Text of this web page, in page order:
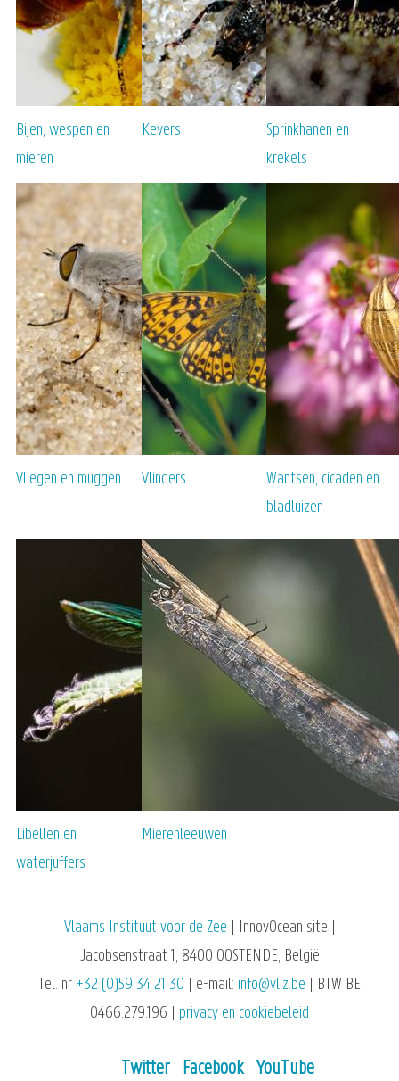
Bijen, wespen en
mieren
Kevers
Sprinkhanen en
krekels
Vliegen en muggen Vlinders
Wantsen, cicaden en
bladluizen
Libellen en
waterjuffers
Mierenleeuwen
Vlaams Instituut voor de Zee | InnovOcean site |
Jacobsenstraat 1, 8400 OOSTENDE, België
Tel. nr +32 (0)59 34 21 30 | e-mail: info@vliz.be | BTW BE
0466.279.196 | privacy en cookiebeleid
Twitter Facebook YouTube